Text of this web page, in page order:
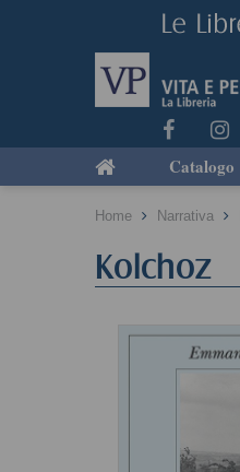
Catalogo
Home Narrativa
Kolchoz